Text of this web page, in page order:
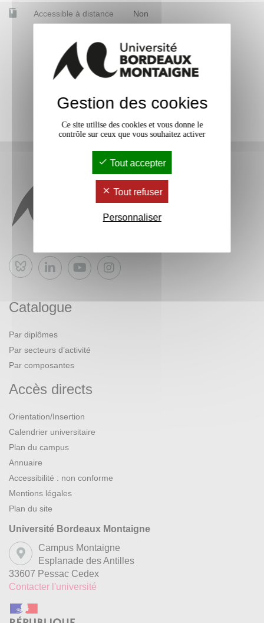
Accessible à distance Non
Bluesky
Catalogue
Par diplômes
Par secteurs d’activité
Par composantes
Accès directs
Orientation/Insertion
Calendrier universitaire
Plan du campus
Annuaire
Accessibilité : non conforme
Mentions légales
Plan du site
Université Bordeaux Montaigne
Campus Montaigne
Esplanade des Antilles
33607 Pessac Cedex
Contacter l'université
Gestion des cookies
Ce site utilise des cookies et vous donne le
contrôle sur ceux que vous souhaitez activer
Tout accepter
Tout refuser
Personnaliser